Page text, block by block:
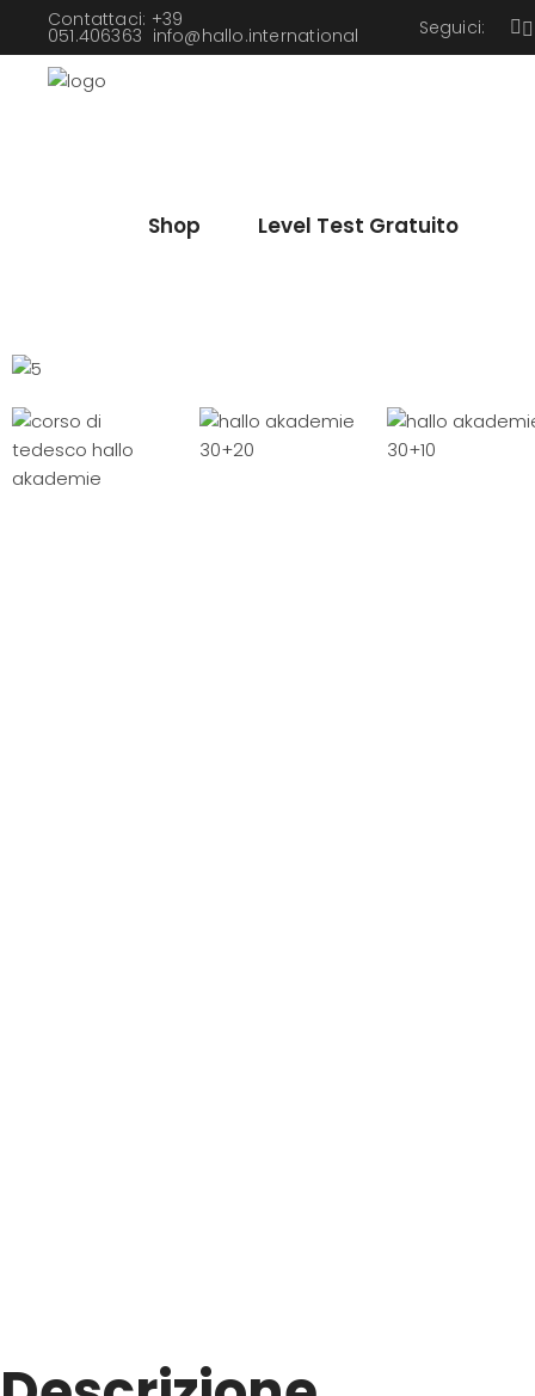
Contattaci: +39
051.406363 info@hallo.international Seguici:
Shop Level Test Gratuito